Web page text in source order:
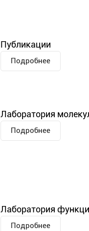
Публикации
Подробнее
Лаборатория
Подробнее
Лаборатория
Подробнее